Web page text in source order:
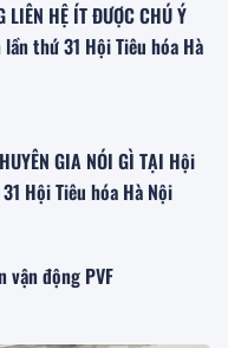
LIÊN HỆ ÍT ĐƯỢC CHÚ Ý
thứ 31 Hội Tiêu hóa Hà
GIA NÓI GÌ TẠI Hội
Hội Tiêu hóa Hà Nội
vận động PVF